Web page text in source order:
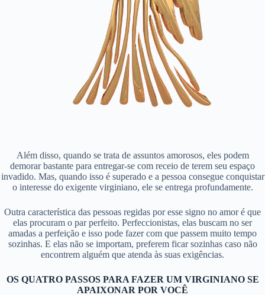
Além disso, quando se trata de assuntos amorosos, eles podem
demorar bastante para entregar-se com receio de terem seu espaço
invadido. Mas, quando isso é superado e a pessoa consegue conquistar
o interesse do exigente virginiano, ele se entrega profundamente.
Outra característica das pessoas regidas por esse signo no amor é que
elas procuram o par perfeito. Perfeccionistas, elas buscam no ser
amadas a perfeição e isso pode fazer com que passem muito tempo
sozinhas. E elas não se importam, preferem ficar sozinhas caso não
encontrem alguém que atenda às suas exigências.
OS QUATRO PASSOS PARA FAZER UM VIRGINIANO SE
APAIXONAR POR VOCÊ